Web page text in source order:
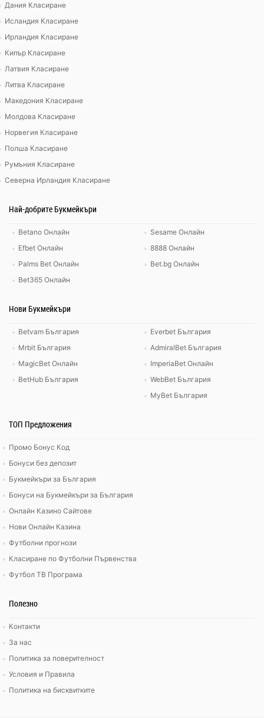
Дания Класиране
Исландия Класиране
Ирландия Класиране
Кипър Класиране
Латвия Класиране
Литва Класиране
Македония Класиране
Молдова Класиране
Норвегия Класиране
Полша Класиране
Румъния Класиране
Северна Ирландия Класиране
Най-добрите Букмейкъри
Betano Онлайн
Efbet Онлайн
Palms Bet Онлайн
Bet365 Онлайн
Sesame Онлайн
8888 Онлайн
Bet.bg Онлайн
Нови Букмейкъри
Betvam България
Mrbit България
MagicBet Онлайн
BetHub България
Everbet България
AdmiralBet България
ImperiaBet Онлайн
WebBet България
MyBet България
ТОП Предложения
Промо Бонус Код
Бонуси без депозит
Букмейкъри за България
Бонуси на Букмейкъри за България
Онлайн Казино Сайтове
Нови Онлайн Казина
Футболни прогнози
Класиране по Футболни Първенства
Футбол ТВ Програма
Полезно
Контакти
За нас
Политика за поверителност
Условия и Правила
Политика на бисквитките